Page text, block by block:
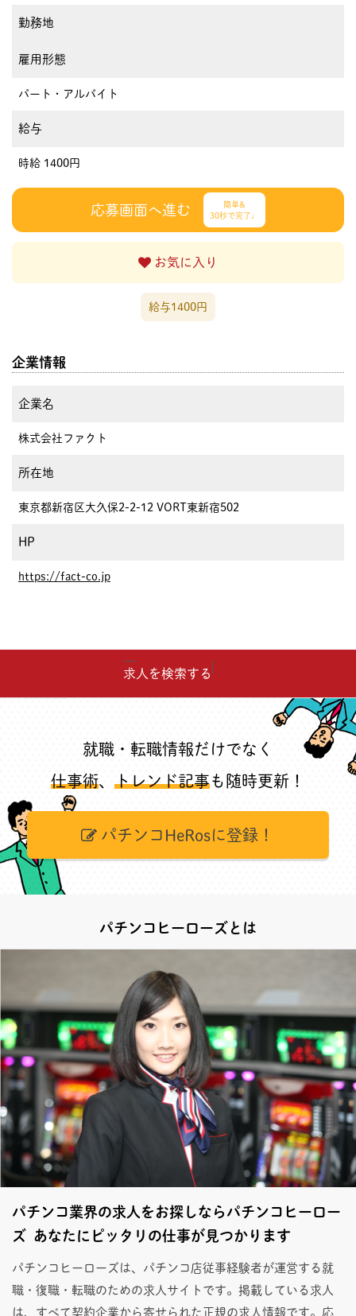
勤務地
雇用形態
パート・アルバイト
給与
時給 1400円
応募画面へ進む
簡単&
30秒で完了♩
お気に入り
給与1400円
企業情報
企業名
株式会社ファクト
所在地
東京都新宿区大久保2-2-12 VORT東新宿502
HP
https://fact-co.jp
求人を検索する
就職・転職情報だけでなく
仕事術、 トレンド記事も随時更新！
パチンコHeRosに登録！
パチンコヒーローズとは
パチンコ業界の求人をお探しならパチンコヒーロー
ズ あなたにピッタリの仕事が見つかります
パチンコヒーローズは、パチンコ店従事経験者が運営する就
職・復職・転職のための求人サイトです。掲載している求人
は、すべて契約企業から寄せられた正規の求人情報です。応